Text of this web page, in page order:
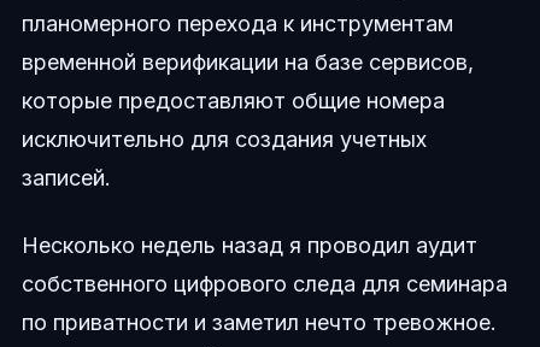
планомерного перехода к инструментам
временной верификации на базе сервисов,
которые предоставляют общие номера
исключительно для создания учетных
записей.
Несколько недель назад я проводил аудит
собственного цифрового следа для семинара
по приватности и заметил нечто тревожное.